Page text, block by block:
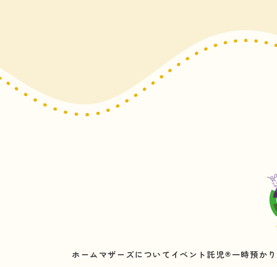
ホームマザーズについて イベント託児®︎一時預かり